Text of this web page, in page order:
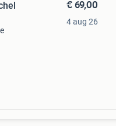
€ 69,00
4 aug 26